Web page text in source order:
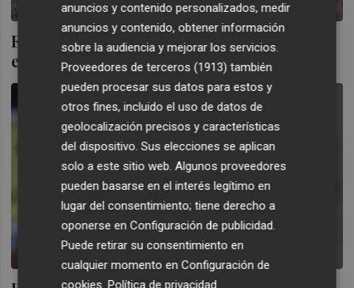
El pelo dañado se puede recuperar con
estos 10 champús y tratamientos infalibles
anuncios y contenido personalizados, medir
anuncios y contenido, obtener información
sobre la audiencia y mejorar los servicios.
Proveedores de terceros (1913) también
pueden procesar sus datos para estos y
otros fines, incluido el uso de datos de
geolocalización precisos y características
del dispositivo. Sus elecciones se aplican
solo a este sitio web. Algunos proveedores
pueden basarse en el interés legítimo en
lugar del consentimiento; tiene derecho a
oponerse enConfiguración de publicidad.
Puede retirar su consentimiento en
cualquier momento enConfiguración de
cookies.Política de privacidad